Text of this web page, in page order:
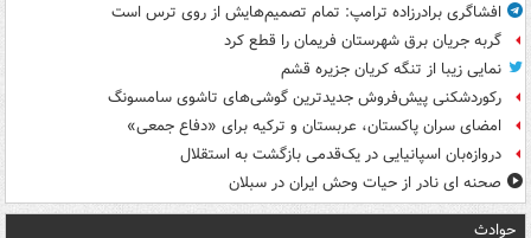
افشاگری برادرزاده ترامپ: تمام تصمیم‌هایش از روی ترس است
گربه جریان برق شهرستان فریمان را قطع کرد
نمایی زیبا از تنگه کریان جزیره قشم
رکوردشکنی پیش‌فروش جدیدترین گوشی‌های تاشوی سامسونگ
امضای سران پاکستان، عربستان و ترکیه برای «دفاع جمعی»
دروازه‌بان اسپانیایی در یک‌قدمی بازگشت به استقلال
صحنه ای نادر از حیات وحش ایران در سبلان
حوادث